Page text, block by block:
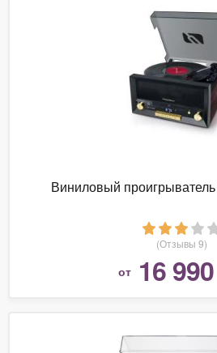
Виниловый
(Отзывы 9)
от 16 990